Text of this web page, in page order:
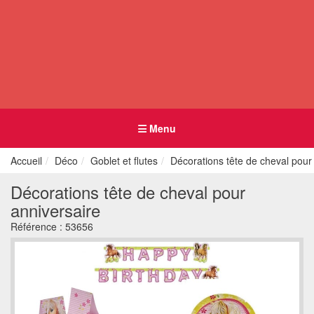
Menu
Accueil Déco Goblet et flutes Décorations tête de cheval
Décorations tête de cheval pour
anniversaire
Référence : 53656